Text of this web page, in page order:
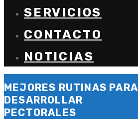
SERVICIOS
CONTACTO
NOTICIAS
MEJORES RUTINAS PARA
DESARROLLAR
PECTORALES